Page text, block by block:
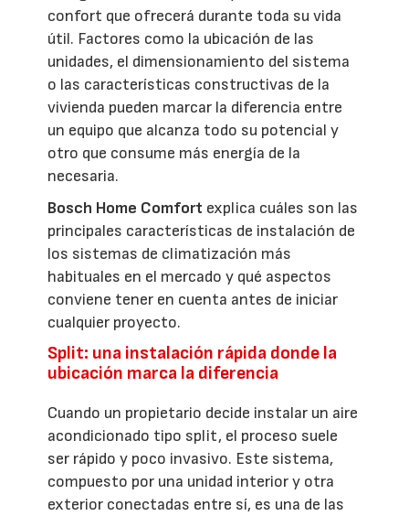
confort que ofrecerá durante toda su vida
útil. Factores como la ubicación de las
unidades, el dimensionamiento del sistema
o las características constructivas de la
vivienda pueden marcar la diferencia entre
un equipo que alcanza todo su potencial y
otro que consume más energía de la
necesaria.
Bosch Home Comfort explica cuáles son las
principales características de instalación de
los sistemas de climatización más
habituales en el mercado y qué aspectos
conviene tener en cuenta antes de iniciar
cualquier proyecto.
Split: una instalación rápida donde la
ubicación marca la diferencia
Cuando un propietario decide instalar un aire
acondicionado tipo split, el proceso suele
ser rápido y poco invasivo. Este sistema,
compuesto por una unidad interior y otra
exterior conectadas entre sí, es una de las